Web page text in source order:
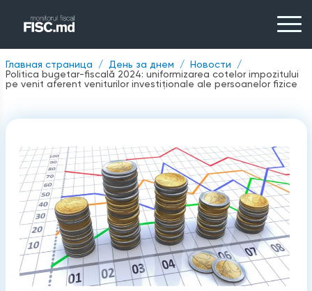
Главная страница День за днем
Новости
Politica bugetar-fiscală 2024: uniformizarea cotelor impozitului
pe venit aferent veniturilor investiționale ale persoanelor fizice